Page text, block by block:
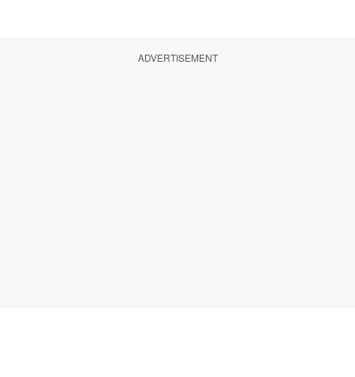
ADVERTISEMENT